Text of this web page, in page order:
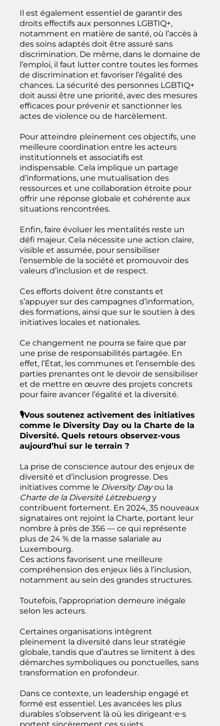
Il est également essentiel de garantir des
droits effectifs aux personnes LGBTIQ+,
notamment en matière de santé, où l’accès à
des soins adaptés doit être assuré sans
discrimination. De même, dans le domaine de
l’emploi, il faut lutter contre toutes les formes
de discrimination et favoriser l’égalité des
chances. La sécurité des personnes LGBTIQ+
doit aussi être une priorité, avec des mesures
efficaces pour prévenir et sanctionner les
actes de violence ou de harcèlement.
Pour atteindre pleinement ces objectifs, une
meilleure coordination entre les acteurs
institutionnels et associatifs est
indispensable. Cela implique un partage
d’informations, une mutualisation des
ressources et une collaboration étroite pour
offrir une réponse globale et cohérente aux
situations rencontrées.
Enfin, faire évoluer les mentalités reste un
défi majeur. Cela nécessite une action claire,
visible et assumée, pour sensibiliser
l’ensemble de la société et promouvoir des
valeurs d’inclusion et de respect.
Ces efforts doivent être constants et
s’appuyer sur des campagnes d’information,
des formations, ainsi que sur le soutien à des
initiatives locales et nationales.
Ce changement ne pourra se faire que par
une prise de responsabilités partagée. En
effet, l’État, les communes et l’ensemble des
parties prenantes ont le devoir de sensibiliser
et de mettre en œuvre des projets concrets
pour faire avancer l’égalité et la diversité.
🎙️Vous soutenez activement des initiatives
comme le Diversity Day ou la Charte de la
Diversité. Quels retours observez-vous
aujourd’hui sur le terrain ?
La prise de conscience autour des enjeux de
diversité et d’inclusion progresse. Des
initiatives comme le Diversity Dayou la
Charte de la Diversité Lëtzebuergy
contribuent fortement. En 2024, 35 nouveaux
signataires ont rejoint la Charte, portant leur
nombre à près de 356 — ce qui représente
plus de 24 % de la masse salariale au
Luxembourg.
Ces actions favorisent une meilleure
compréhension des enjeux liés à l’inclusion,
notamment au sein des grandes structures.
Toutefois, l’appropriation demeure inégale
selon les acteurs.
Certaines organisations intègrent
pleinement la diversité dans leur stratégie
globale, tandis que d’autres se limitent à des
démarches symboliques ou ponctuelles, sans
transformation en profondeur.
Dans ce contexte, un leadership engagé et
formé est essentiel. Les avancées les plus
durables s’observent là où les dirigeant⋅e⋅s
portent sincèrement ces sujets.